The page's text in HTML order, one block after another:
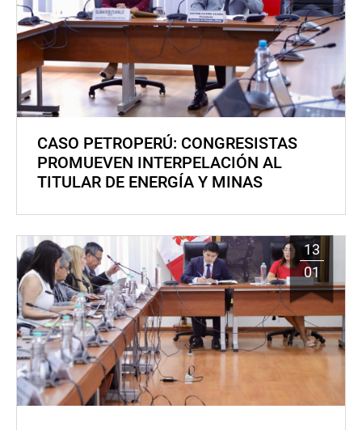
CASO PETROPERÚ: CONGRESISTAS
PROMUEVEN INTERPELACIÓN AL
TITULAR DE ENERGÍA Y MINAS
13
01